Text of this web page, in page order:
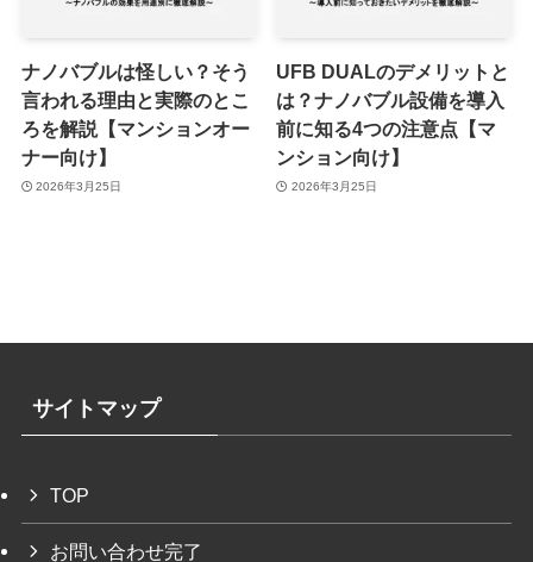
ナノバブルは怪しい？そう
言われる理由と実際のとこ
ろを解説【マンションオー
ナー向け】
2026年3月25日
UFB DUALのデメリットと
は？ナノバブル設備を導入
前に知る4つの注意点【マ
ンション向け】
2026年3月25日
サイトマップ
TOP
お問い合わせ完了